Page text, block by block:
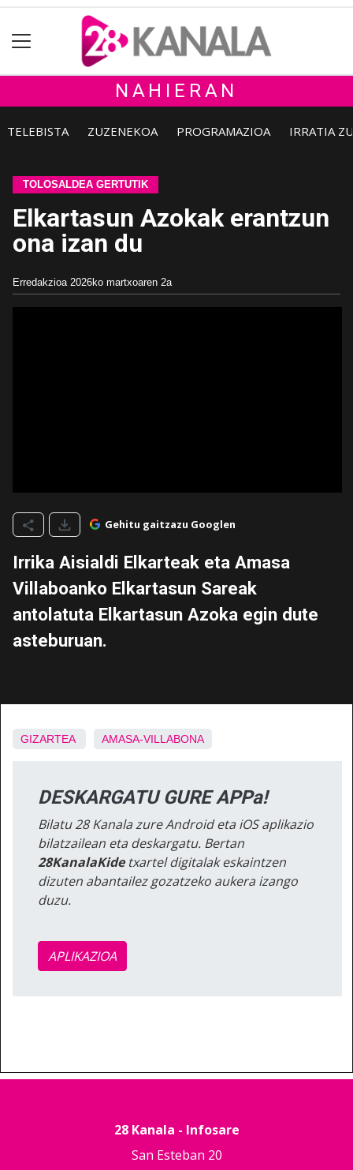
NAHIERAN
TELEBISTA ZUZENEKOA PROGRAMAZIOA IRRATIA
TOLOSALDEA GERTUTIK
Elkartasun Azokak erantzun
ona izan du
Erredakzioa 2026ko martxoaren 2a
Gehitu gaitzazu Googlen
Irrika Aisialdi Elkarteak eta Amasa
Villaboanko Elkartasun Sareak
antolatuta Elkartasun Azoka egin dute
asteburuan.
GIZARTEA AMASA-VILLABONA
DESKARGATU GURE APPa!
Bilatu 28 Kanala zure Android eta iOS aplikazio
bilatzailean eta deskargatu. Bertan
28KanalaKidetxartel digitalak eskaintzen
dizuten abantailez gozatzeko aukera izango
duzu.
APLIKAZIOA
28 Kanala - Infosare
San Esteban 20